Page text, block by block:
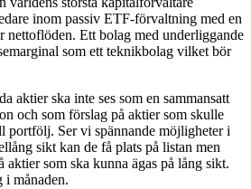
inom passiv ETF-förvaltning med en
nettoflöden. Ett bolag med underliggande
som ett teknikbolag vilket bör
aktier ska inte ses som en sammansatt
och som förslag på aktier som skulle
portfölj. Ser vi spännande möjligheter i
sikt kan de få plats på listan men
aktier som ska kunna ägas på lång sikt.
i månaden.